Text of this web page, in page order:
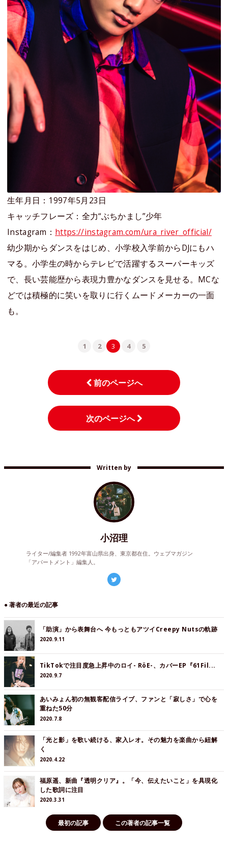
生年月日：1997年5月23日
キャッチフレーズ：全力“ぶちかまし”少年
Instagram： https://instagram.com/ura_river_official/
幼少期からダンスをはじめ、小学校入学前からDJにもハ
マる。小学生の時からテレビで活躍するスーパーキッズ
で、長い芸能歴から表現力豊かなダンスを見せる。MCな
どでは積極的に笑いを取りに行くムードメーカーの一面
も。
1 2 3 4 5
前のページへ
次のページへ
Written by
小沼理
ライター/編集者 1992年富山県出身、東京都在住。ウェブマガジン
「アパートメント」編集人。
● 著者の最近の記事
「助演」から表舞台へ 今もっともアツイCreepy Nutsの軌跡
2020.9.11
TikTokで注目度急上昇中のロイ- RöE-、カバーEP『61Fil...
2020.9.7
あいみょん初の無観客配信ライブ、ファンと「寂しさ」で心を
重ねた50分
2020.7.8
「光と影」を歌い続ける、家入レオ。その魅力を楽曲から紐解
く
2020.4.22
福原遥、新曲『透明クリア』。「今、伝えたいこと」を具現化
した歌詞に注目
2020.3.31
最初の記事 この著者の記事一覧